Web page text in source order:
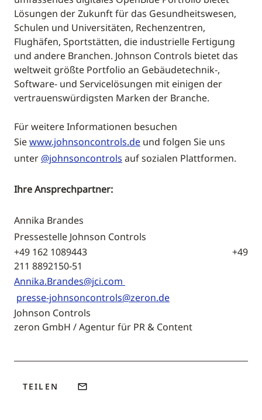
Lösungen der Zukunft für das Gesundheitswesen,
Schulen und Universitäten, Rechenzentren,
Flughäfen, Sportstätten, die industrielle Fertigung
und andere Branchen. Johnson Controls bietet das
weltweit größte Portfolio an Gebäudetechnik-,
Software- und Servicelösungen mit einigen der
vertrauenswürdigsten Marken der Branche.
Für weitere Informationen besuchen
Siewww.johnsoncontrols.de und folgen Sie uns
unter @johnsoncontrols auf sozialen Plattformen.
Ihre Ansprechpartner:
Annika Brandes
Pressestelle Johnson Controls
+49 162 1089443 +49
211 8892150-51
Annika.Brandes@jci.com
presse-johnsoncontrols@zeron.de
Johnson Controls
zeron GmbH / Agentur für PR & Content
TEILEN